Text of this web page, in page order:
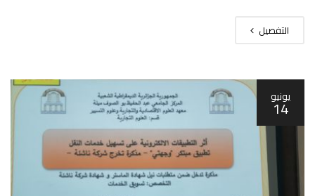
التفصيل
يونيو
14